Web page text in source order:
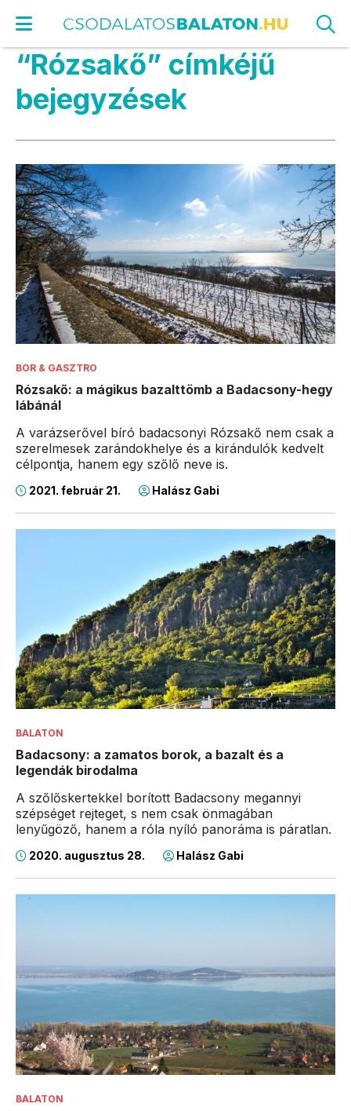
“Rózsakő” címkéjű
bejegyzések
BOR & GASZTRO
Rózsakő: a mágikus bazalttömb a Badacsony-hegy
lábánál
A varázserővel bíró badacsonyi Rózsakő nem csak a
szerelmesek zarándokhelye és a kirándulók kedvelt
célpontja, hanem egy szőlő neve is.
2021. február 21. Halász Gabi
BALATON
Badacsony: a zamatos borok, a bazalt és a
legendák birodalma
A szőlőskertekkel borított Badacsony megannyi
szépséget rejteget, s nem csak önmagában
lenyűgöző, hanem a róla nyíló panoráma is páratlan.
2020. augusztus 28. Halász Gabi
BALATON